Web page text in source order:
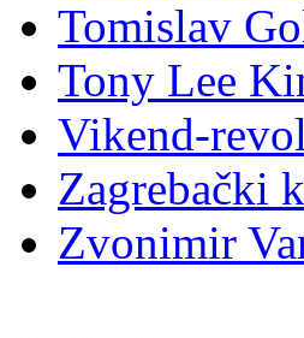
Tomislav
Tony Lee
Vikend-
Zagrebački
Zvonimir